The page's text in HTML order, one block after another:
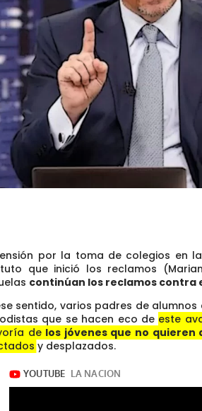
por la toma de colegios en
que inició los reclamos
continúan los reclamos contra
sentido, varios padres de
que se hacen eco de este
de los jóvenes que no quieren
y desplazados.